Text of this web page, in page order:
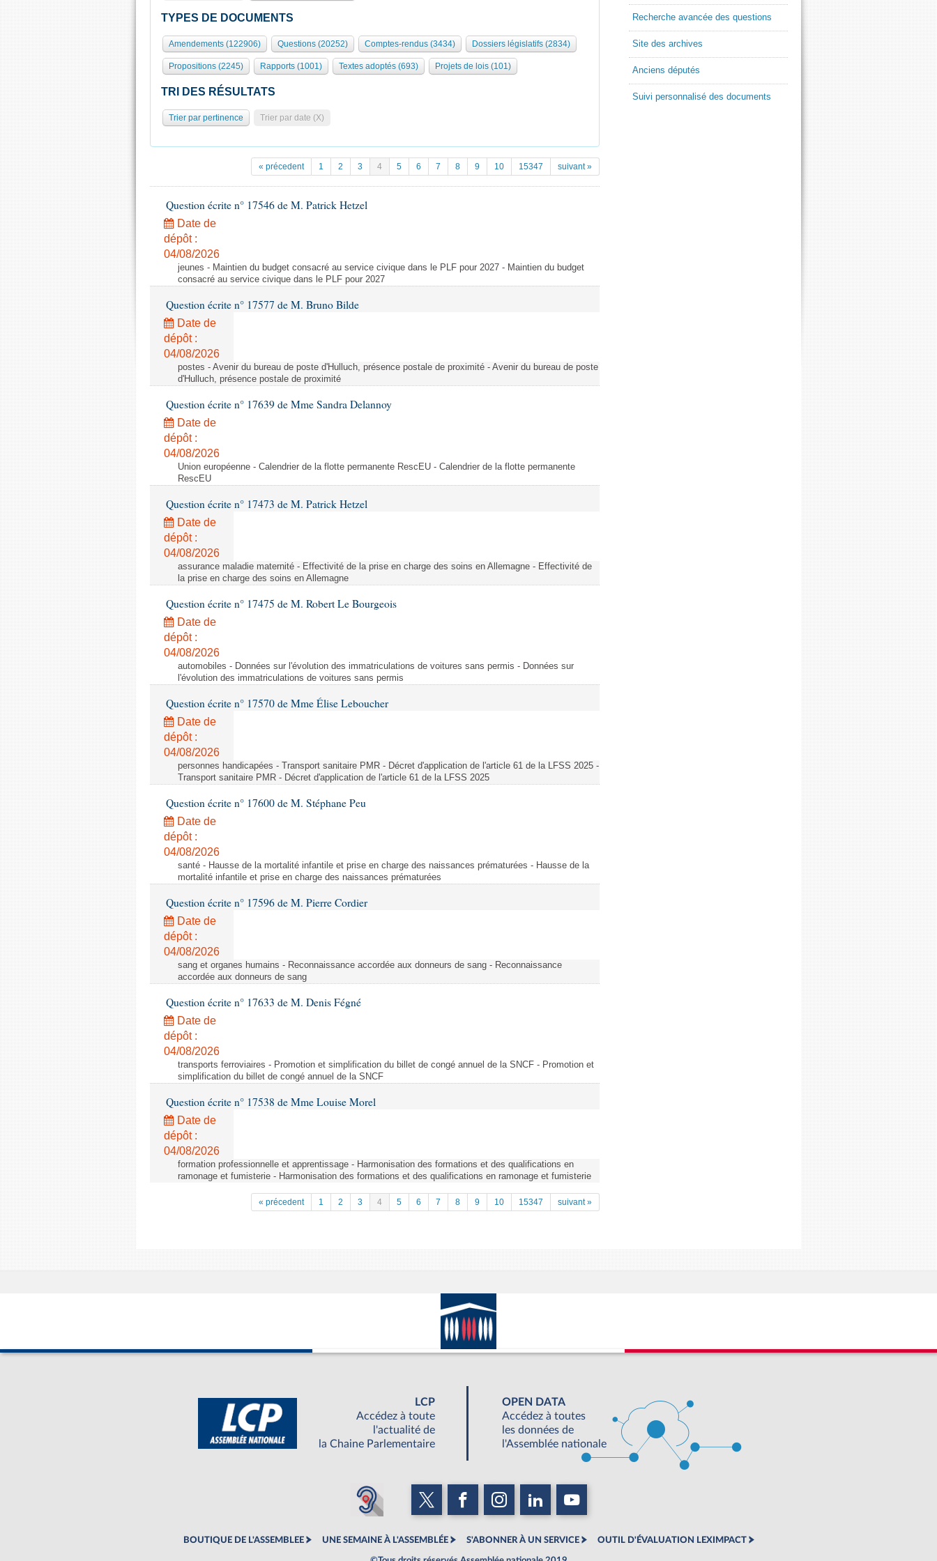
TYPES DE DOCUMENTS
Amendements (122906) Questions (20252) Comptes-rendus (3434) Dossiers législatifs (2834)
Propositions (2245) Rapports (1001) Textes adoptés (693) Projets de lois (101)
TRI DES RÉSULTATS
Trier par pertinence Trier par date (X)
« précedent 1 2 3 4 5 6 7 8 9 10 15347 suivant »
Question écrite n° 17546 de M. Patrick Hetzel
Date de
dépôt :
04/08/2026
jeunes - Maintien du budget consacré au service civique dans le PLF pour 2027 - Maintien du budget
consacré au service civique dans le PLF pour 2027
Question écrite n° 17577 de M. Bruno Bilde
Date de
dépôt :
04/08/2026
postes - Avenir du bureau de poste d'Hulluch, présence postale de proximité - Avenir du bureau de poste
d'Hulluch, présence postale de proximité
Question écrite n° 17639 de Mme Sandra Delannoy
Date de
dépôt :
04/08/2026
Union européenne - Calendrier de la flotte permanente RescEU - Calendrier de la flotte permanente
RescEU
Question écrite n° 17473 de M. Patrick Hetzel
Date de
dépôt :
04/08/2026
assurance maladie maternité - Effectivité de la prise en charge des soins en Allemagne - Effectivité de
la prise en charge des soins en Allemagne
Question écrite n° 17475 de M. Robert Le Bourgeois
Date de
dépôt :
04/08/2026
automobiles - Données sur l'évolution des immatriculations de voitures sans permis - Données sur
l'évolution des immatriculations de voitures sans permis
Question écrite n° 17570 de Mme Élise Leboucher
Date de
dépôt :
04/08/2026
personnes handicapées - Transport sanitaire PMR - Décret d'application de l'article 61 de la LFSS 2025 -
Transport sanitaire PMR - Décret d'application de l'article 61 de la LFSS 2025
Question écrite n° 17600 de M. Stéphane Peu
Date de
dépôt :
04/08/2026
santé - Hausse de la mortalité infantile et prise en charge des naissances prématurées - Hausse de la
mortalité infantile et prise en charge des naissances prématurées
Question écrite n° 17596 de M. Pierre Cordier
Date de
dépôt :
04/08/2026
sang et organes humains - Reconnaissance accordée aux donneurs de sang - Reconnaissance
accordée aux donneurs de sang
Question écrite n° 17633 de M. Denis Fégné
Date de
dépôt :
04/08/2026
transports ferroviaires - Promotion et simplification du billet de congé annuel de la SNCF - Promotion et
simplification du billet de congé annuel de la SNCF
Question écrite n° 17538 de Mme Louise Morel
Date de
dépôt :
04/08/2026
formation professionnelle et apprentissage - Harmonisation des formations et des qualifications en
ramonage et fumisterie - Harmonisation des formations et des qualifications en ramonage et fumisterie
« précedent 1 2 3 4 5 6 7 8 9 10 15347 suivant »
Recherche avancée des questions
Site des archives
Anciens députés
Suivi personnalisé des documents
LCP
Accédez à toute
l'actualité de
la Chaine Parlementaire
OPEN DATA
Accédez à toutes
les données de
l'Assemblée nationale
BOUTIQUE DE L'ASSEMBLEE UNE SEMAINE À L'ASSEMBLÉE S'ABONNER À UN SERVICE OUTIL D'ÉVALUATION LEXIMPACT